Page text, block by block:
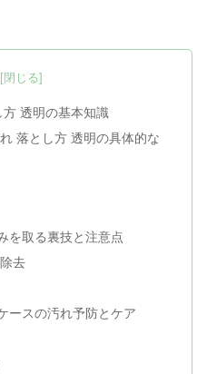
透明の基本知識
落とし方 透明の具体的な
を取る裏技と注意点
去
ースの汚れ予防とケア